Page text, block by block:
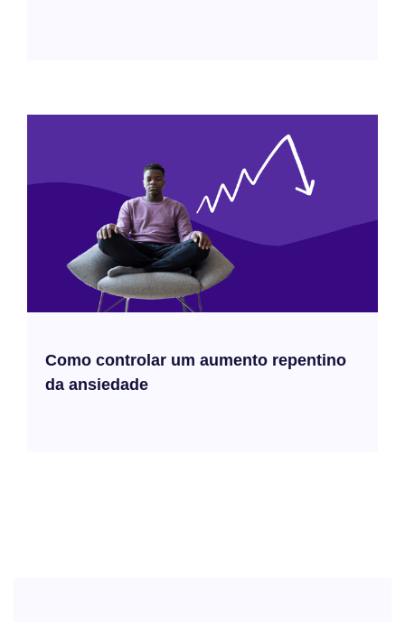
Como controlar um aumento repentino
da ansiedade